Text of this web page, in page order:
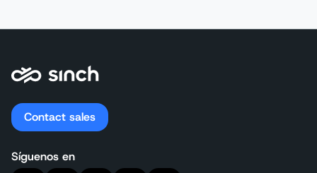
Contact sales
Síguenos en